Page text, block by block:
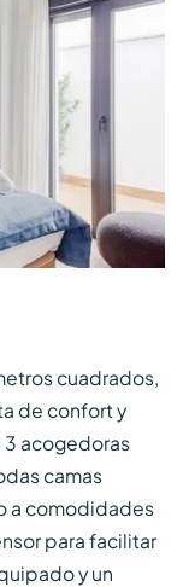
cuadrados,
de confort y
acogedoras
camas
a comodidades
para facilitar
y un